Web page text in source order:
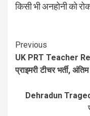
किसी भी अनहोनी को
Continue
Reading
Previous
UK PRT Teacher
प्राइमरी टीचर भर्ती,
Dehradun